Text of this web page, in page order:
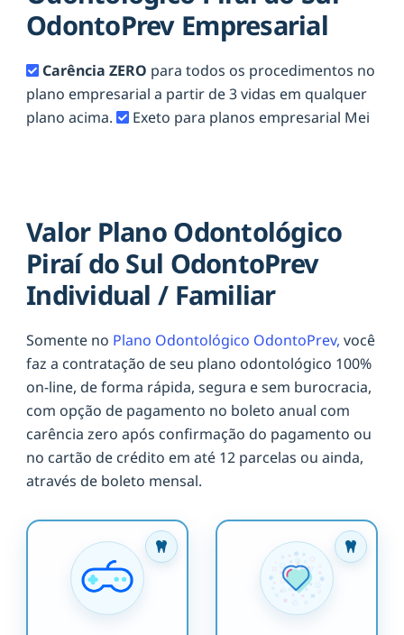
OdontoPrev Empresarial
Carência ZERO para todos os procedimentos no
plano empresarial a partir de 3 vidas em qualquer
plano acima.
Exeto para planos empresarial Mei
Valor Plano Odontológico
Piraí do Sul OdontoPrev
Individual / Familiar
Somente no Plano Odontológico OdontoPrev, você
faz a contratação de seu plano odontológico 100%
on-line, de forma rápida, segura e sem burocracia,
com opção de pagamento no boleto anual com
carência zero após confirmação do pagamento ou
no cartão de crédito em até 12 parcelas ou ainda,
através de boleto mensal.